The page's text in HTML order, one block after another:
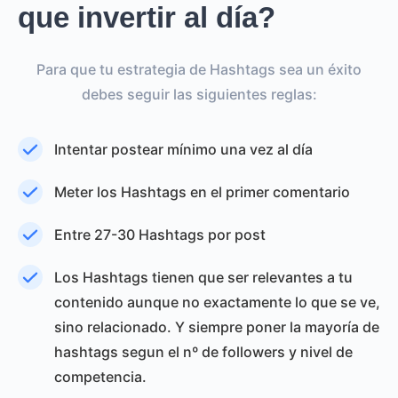
que invertir al día?
Para que tu estrategia de Hashtags sea un éxito
debes seguir las siguientes reglas:
Intentar postear mínimo una vez al día
Meter los Hashtags en el primer comentario
Entre 27-30 Hashtags por post
Los Hashtags tienen que ser relevantes a tu
contenido aunque no exactamente lo que se ve,
sino relacionado. Y siempre poner la mayoría de
hashtags segun el nº de followers y nivel de
competencia.